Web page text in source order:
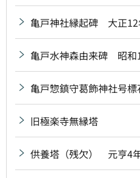
亀戸神社縁起碑 大正12
亀戸水神森由来碑 昭和
亀戸惣鎮守葛飾神社号
旧極楽寺無縁塔
供養塔（残欠） 元亨4